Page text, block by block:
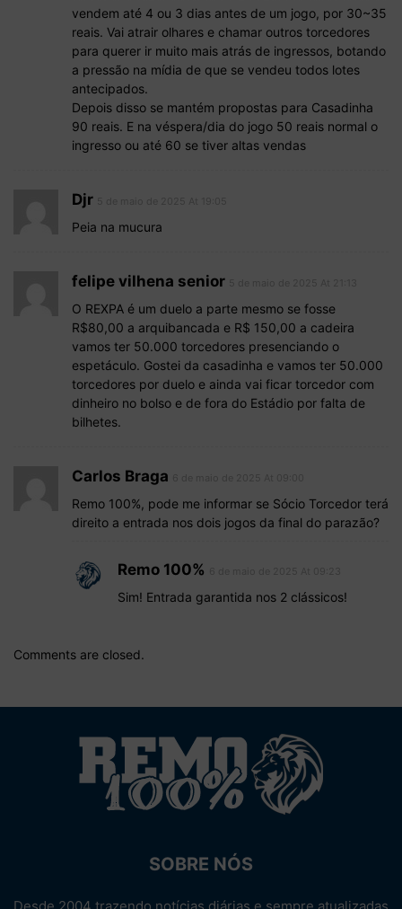
vendem até 4 ou 3 dias antes de um jogo, por 30~35
reais. Vai atrair olhares e chamar outros torcedores
para querer ir muito mais atrás de ingressos, botando
a pressão na mídia de que se vendeu todos lotes
antecipados.
Depois disso se mantém propostas para Casadinha
90 reais. E na véspera/dia do jogo 50 reais normal o
ingresso ou até 60 se tiver altas vendas
Djr
Peia na mucura
felipe vilhena senior
O REXPA é um duelo a parte mesmo se fosse
R$80,00 a arquibancada e R$ 150,00 a cadeira
vamos ter 50.000 torcedores presenciando o
espetáculo. Gostei da casadinha e vamos ter 50.000
torcedores por duelo e ainda vai ficar torcedor com
dinheiro no bolso e de fora do Estádio por falta de
bilhetes.
Carlos Braga
Remo 100%, pode me informar se Sócio Torcedor terá
direito a entrada nos dois jogos da final do parazão?
Remo 100%
Sim! Entrada garantida nos 2 clássicos!
Comments are closed.
SOBRE NÓS